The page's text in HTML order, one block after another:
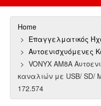
Home
Επαγγελματικός
Aυτοενισχυόμενες
VONYX AM8A
καναλιών με USB/ SD/
172.574